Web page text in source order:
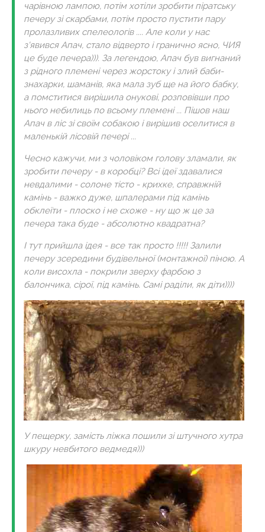
чарівною лампою, потім хотіли зробити піратську
печеру зі скарбами, потім просто пустити пару
пролазливих спелеологів .... Але коли у нас
з'явився Апач, стало відверто і гранично ясно, ЧИЯ
це буде печера))). За легендою, Апач був вигнаний
з рідного племені через жорстоку і злий баби-
знахарки, шаманів, яка мала зуб ще на його бабку,
а помститися вирішила онукові, розповівши про
нього небилиць по всьому племені ... Пішов наш
Апач в ліс зі своїм собакою і вирішив оселитися в
маленькій лісовій печері ...
Чесно кажучи, ми з чоловіком голову зламали, як
зробити печеру - в коробці? Всі ідеї здавалися
невдалими - солоне тісто - крихке, справжній
камінь - важко дуже, шпалерами під камінь
обклеїти - плоско і не схоже - ну що ж це за
печера така буде - абсолютно квадратна?
І тут прийшла ідея - все так просто !!!!! Залили
печеру зсередини будівельної (монтажної) піною. А
коли висохла - покрили зверху фарбою з
балончика, сірої, під камінь. Самі раділи, як діти))))
У пещерку, замість ліжка пошили зі штучного хутра
шкуру невбитого ведмедя)))